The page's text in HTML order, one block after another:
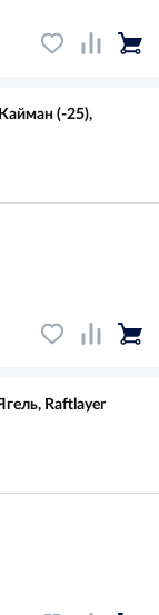
(-25),
Raftlayer